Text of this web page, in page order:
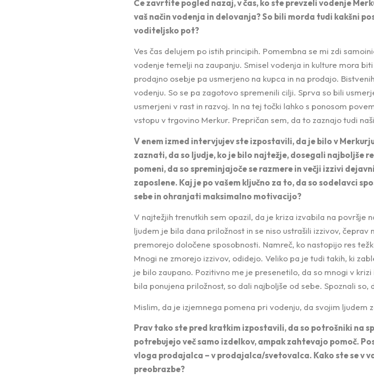
Če zavrtite pogled nazaj, v čas, ko ste prevzeli vodenje
vaš način vodenja in delovanja? So bili morda tudi kakšni
voditeljsko pot?
Ves čas delujem po istih principih. Pomembna se mi zdi
vodenje temelji na zaupanju. Smisel vodenja in kulture mora
prodajno osebje pa usmerjeno na kupca in na prodajo.
vodenju. So se pa zagotovo spremenili cilji. Sprva so bili
usmerjeni v rast in razvoj. In na tej točki lahko s ponosom
vstopu v trgovino Merkur. Prepričan sem, da to zaznajo tudi
V enem izmed intervjujev ste izpostavili, da je bilo v
zaznati, da so ljudje, ko je bilo najtežje, dosegali najboljše
pomeni, da so spreminjajoče se razmere in večji izzivi
zaposlene. Kaj je po vašem ključno za to, da so sodelavci
sebe in ohranjati maksimalno motivacijo?
V najtežjih trenutkih sem opazil, da je kriza izvabila na površje
ljudem je bila dana priložnost in se niso ustrašili izzivov,
premorejo določene sposobnosti. Namreč, ko nastopijo res
Mnogi ne zmorejo izzivov, odidejo. Veliko pa je tudi takih, ki
je bilo zaupano. Pozitivno me je presenetilo, da so mnogi v
bila ponujena priložnost, so dali najboljše od sebe. Spoznali so,
Mislim, da je izjemnega pomena pri vodenju, da svojim ljudem
Prav tako ste pred kratkim izpostavili, da so potrošniki na
potrebujejo več samo izdelkov, ampak zahtevajo pomoč.
vloga prodajalca – v prodajalca/svetovalca. Kako ste se v
preobrazbe?